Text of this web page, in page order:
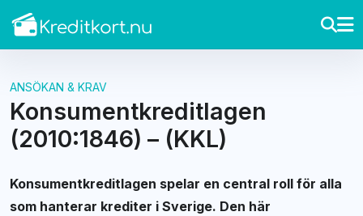
ANSÖKAN & KRAV
Konsumentkreditlagen
(2010:1846) – (KKL)
Konsumentkreditlagen spelar en central roll för alla
som hanterar krediter i Sverige. Den här